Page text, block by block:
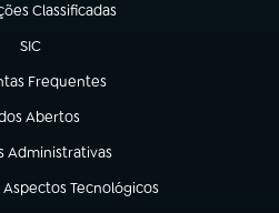
Classificadas
nova aba)
SIC
(abre em nova aba)
Frequentes
nova aba)
Abertos
em nova aba)
Administrativas
nova aba)
Tecnológicos